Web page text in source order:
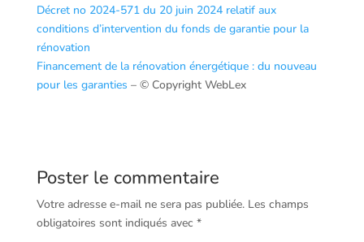
Décret no 2024-571 du 20 juin 2024 relatif aux
conditions d’intervention du fonds de garantie pour la
rénovation
Financement de la rénovation énergétique : du nouveau
pour les garanties – © Copyright WebLex
Poster le commentaire
Votre adresse e-mail ne sera pas publiée. Les champs
obligatoires sont indiqués avec *